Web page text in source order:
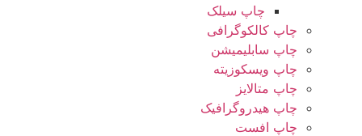
چاپ سیلک
چاپ کالکوگرافی
چاپ سابلیمیشن
چاپ ویسکوزیته
چاپ متالایز
چاپ هیدروگرافیک
چاپ افست